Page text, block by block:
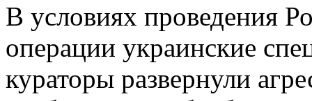
В условиях проведения
операции украинские
кураторы развернули